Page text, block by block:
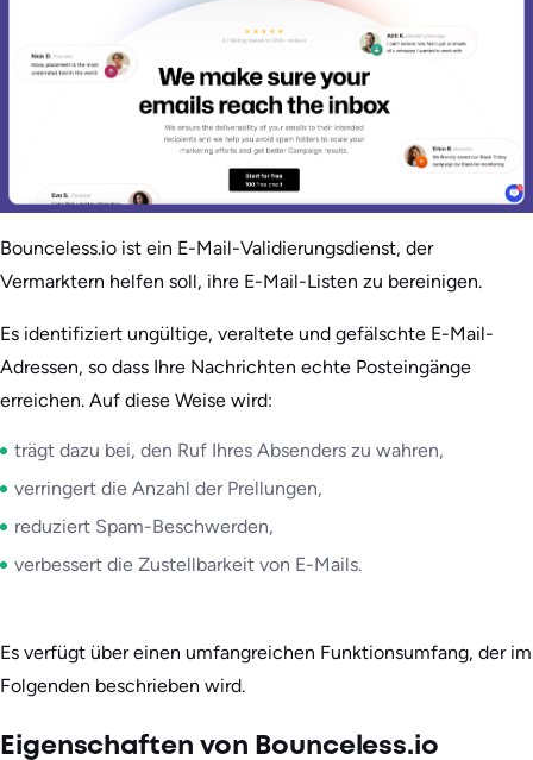
Bounceless.io ist ein E-Mail-Validierungsdienst, der
Vermarktern helfen soll, ihre E-Mail-Listen zu bereinigen.
Es identifiziert ungültige, veraltete und gefälschte E-Mail-
Adressen, so dass Ihre Nachrichten echte Posteingänge
erreichen. Auf diese Weise wird:
trägt dazu bei, den Ruf Ihres Absenders zu wahren,
verringert die Anzahl der Prellungen,
reduziert Spam-Beschwerden,
verbessert die Zustellbarkeit von E-Mails.
Es verfügt über einen umfangreichen Funktionsumfang, der im
Folgenden beschrieben wird.
Eigenschaften von Bounceless.io